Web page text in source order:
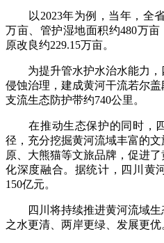
以2023年为例，当年，全省
万亩、管护湿地面积约480万
原改良约229.15万亩。
为提升管水护水治水能力，
侵蚀治理，建成黄河干流若尔
支流生态防护带约740公里。
在推动生态保护的同时，四
径，充分挖掘黄河流域丰富的
原、大熊猫等文旅品牌，促进
化深度融合。据统计，四川黄
150亿元。
四川将持续推进黄河流域生
之水更清、两岸更绿、发展更优